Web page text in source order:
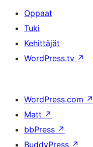
Oppaat
Tuki
Kehittäjät
WordPress.tv ↗
WordPress.com ↗
Matt ↗
bbPress ↗
BuddyPress ↗